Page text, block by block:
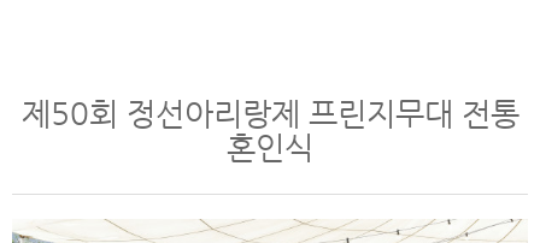
제50회 정선아리랑제 프린지무대 전통
혼인식